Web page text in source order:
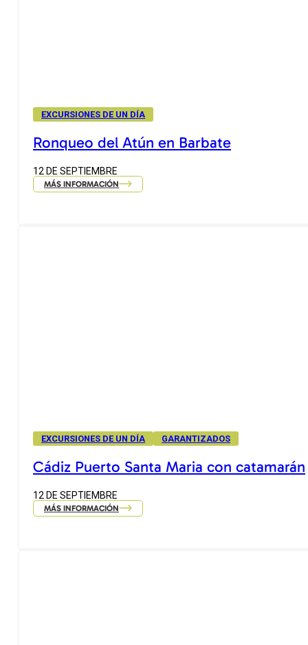
EXCURSIONES DE UN DÍA
Ronqueo del Atún en Barbate
12 DE SEPTIEMBRE
MÁS INFORMACIÓN
EXCURSIONES DE UN DÍA GARANTIZADOS
Cádiz Puerto Santa Maria con catamarán
12 DE SEPTIEMBRE
MÁS INFORMACIÓN